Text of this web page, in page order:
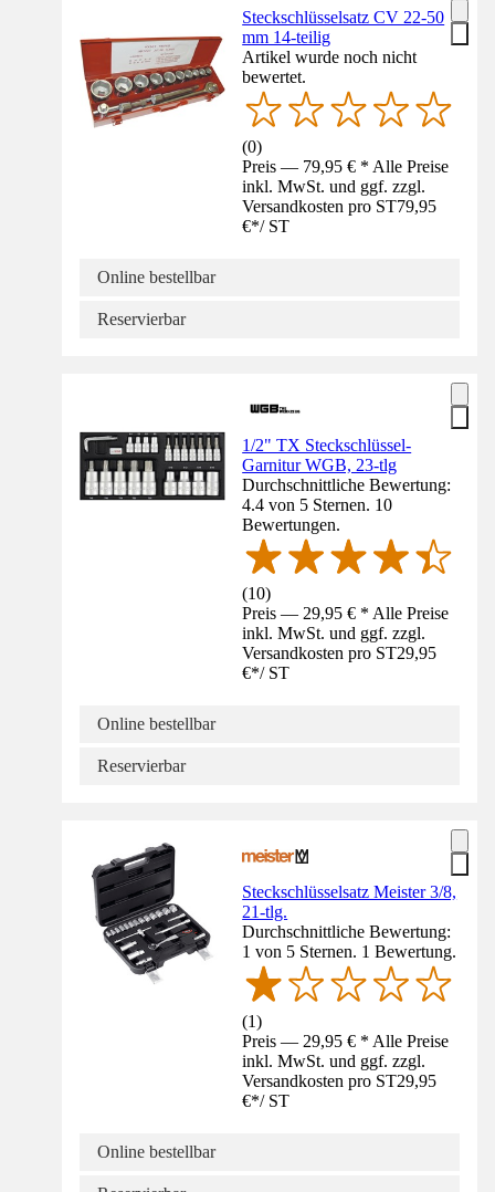
Steckschlüsselsatz CV 22-50
mm 14-teilig
Artikel wurde noch nicht
bewertet.
(0)
Preis — 79,95 € * Alle Preise
inkl. MwSt. und ggf. zzgl.
Versandkosten pro ST79,95
€*/ ST
Online bestellbar
Reservierbar
1/2" TX Steckschlüssel-
Garnitur WGB, 23-tlg
Durchschnittliche Bewertung:
4.4 von 5 Sternen. 10
Bewertungen.
(10)
Preis — 29,95 € * Alle Preise
inkl. MwSt. und ggf. zzgl.
Versandkosten pro ST29,95
€*/ ST
Online bestellbar
Reservierbar
Steckschlüsselsatz Meister 3/8,
21-tlg.
Durchschnittliche Bewertung:
1 von 5 Sternen. 1 Bewertung.
(1)
Preis — 29,95 € * Alle Preise
inkl. MwSt. und ggf. zzgl.
Versandkosten pro ST29,95
€*/ ST
Online bestellbar